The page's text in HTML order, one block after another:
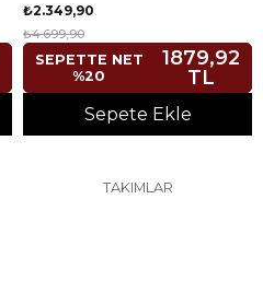
₺2.349,90
₺4.699,90
SEPETTE NET
%20
1879,92
TL
Sepete Ekle
TAKIMLAR